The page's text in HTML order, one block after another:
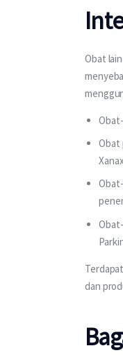
Obat
Obat
dan